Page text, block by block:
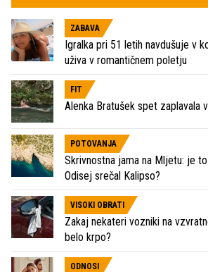
ZABAVA
Igralka pri 51 letih navdušuje v
uživa v romantičnem poletju
FIT
Alenka Bratušek spet zaplavala
POTOVANJA
Skrivnostna jama na Mljetu: je
Odisej srečal Kalipso?
VISOKI OBRATI
Zakaj nekateri vozniki na
belo krpo?
ODNOSI